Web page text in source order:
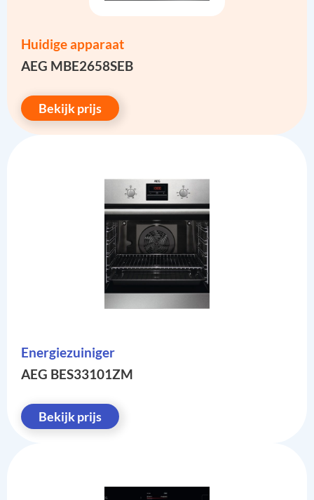
Huidige apparaat
AEG MBE2658SEB
Bekijk prijs
Energiezuiniger
AEG BES33101ZM
Bekijk prijs